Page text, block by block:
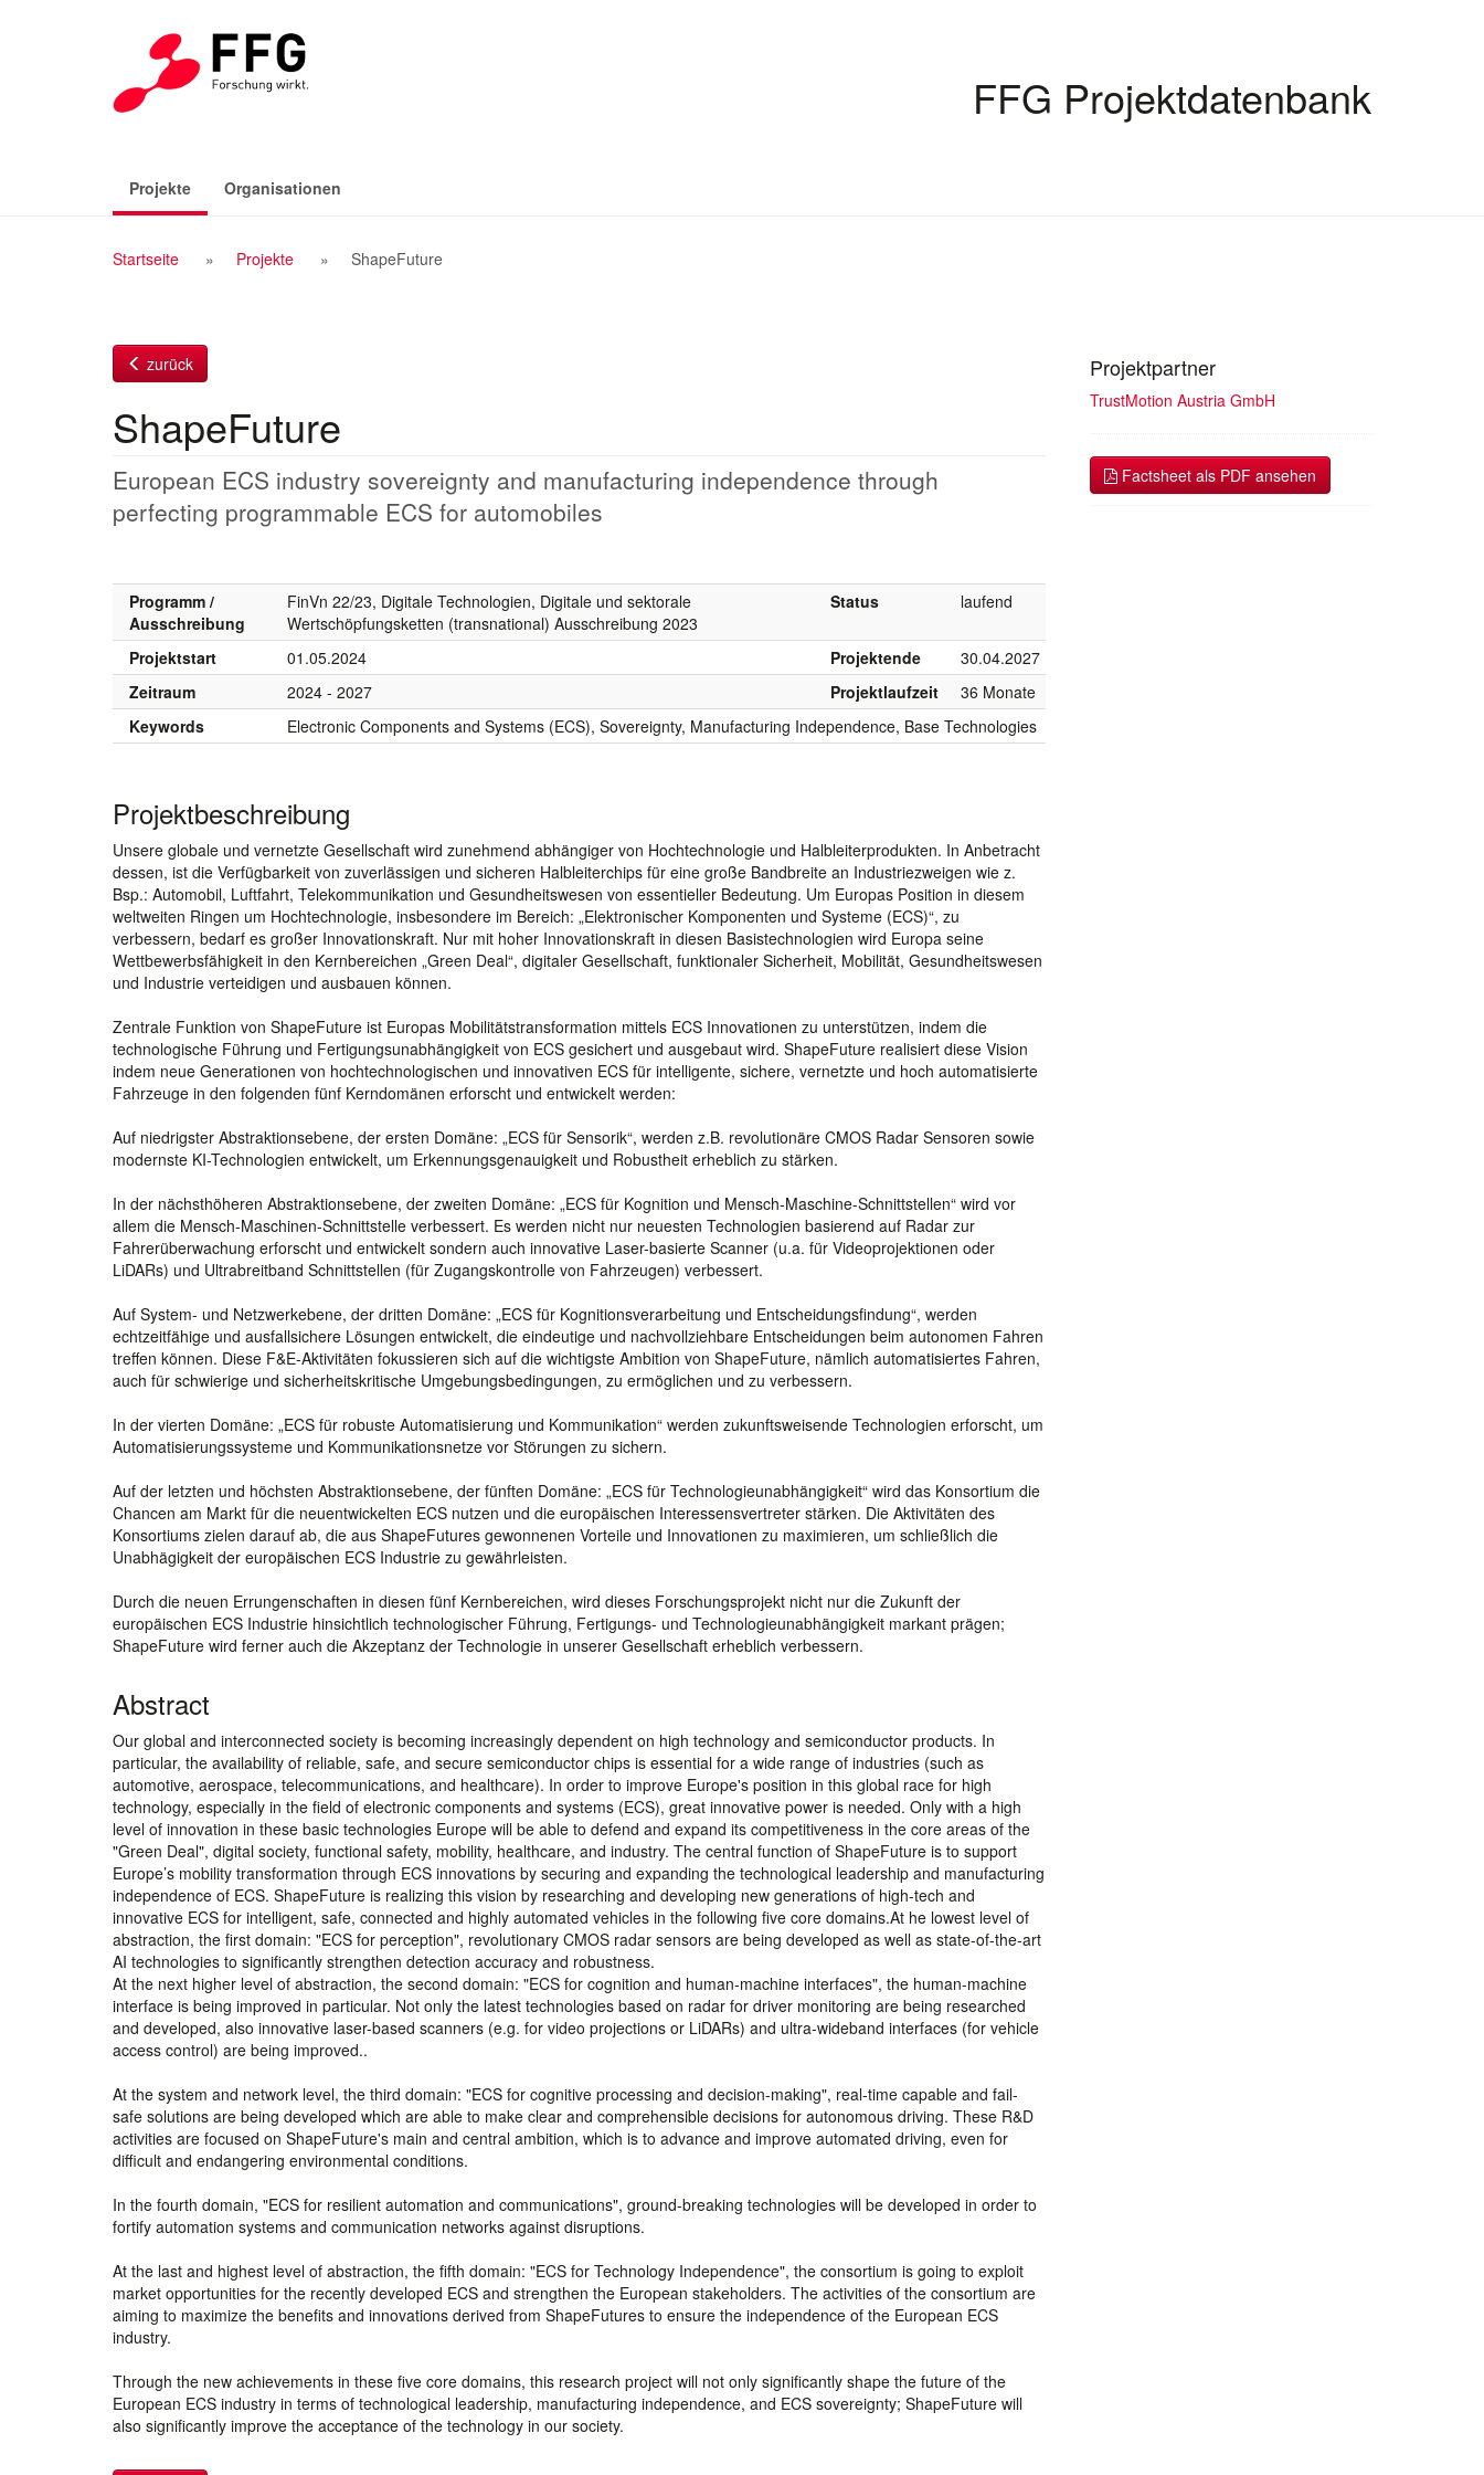
FFG Projektdatenbank
Projekte(aktiv)Organisationen
Breadcrumb
Startseite Projekte ShapeFuture
zurück
ShapeFuture
European ECS industry sovereignty and manufacturing independence through
perfecting programmable ECS for automobiles
Programm /
Ausschreibung
FinVn 22/23, Digitale Technologien, Digitale und sektorale
Wertschöpfungsketten (transnational) Ausschreibung 2023
Status laufend
Projektstart 01.05.2024 Projektende
30.04.2027
Zeitraum
2024 - 2027 Projektlaufzeit
36 Monate
Keywords
Electronic Components and Systems (ECS), Sovereignty, Manufacturing Independence, Base Technologies
Projektbeschreibung
Unsere globale und vernetzte Gesellschaft wird zunehmend abhängiger von Hochtechnologie und Halbleiterprodukten. In Anbetracht
dessen, ist die Verfügbarkeit von zuverlässigen und sicheren Halbleiterchips für eine große Bandbreite an Industriezweigen wie z.
Bsp.: Automobil, Luftfahrt, Telekommunikation und Gesundheitswesen von essentieller Bedeutung. Um Europas Position in diesem
weltweiten Ringen um Hochtechnologie, insbesondere im Bereich: „Elektronischer Komponenten und Systeme (ECS)“, zu
verbessern, bedarf es großer Innovationskraft. Nur mit hoher Innovationskraft in diesen Basistechnologien wird Europa seine
Wettbewerbsfähigkeit in den Kernbereichen „Green Deal“, digitaler Gesellschaft, funktionaler Sicherheit, Mobilität, Gesundheitswesen
und Industrie verteidigen und ausbauen können.
Zentrale Funktion von ShapeFuture ist Europas Mobilitätstransformation mittels ECS Innovationen zu unterstützen, indem die
technologische Führung und Fertigungsunabhängigkeit von ECS gesichert und ausgebaut wird. ShapeFuture realisiert diese Vision
indem neue Generationen von hochtechnologischen und innovativen ECS für intelligente, sichere, vernetzte und hoch automatisierte
Fahrzeuge in den folgenden fünf Kerndomänen erforscht und entwickelt werden:
Auf niedrigster Abstraktionsebene, der ersten Domäne: „ECS für Sensorik“, werden z.B. revolutionäre CMOS Radar Sensoren sowie
modernste KI-Technologien entwickelt, um Erkennungsgenauigkeit und Robustheit erheblich zu stärken.
In der nächsthöheren Abstraktionsebene, der zweiten Domäne: „ECS für Kognition und Mensch-Maschine-Schnittstellen“ wird vor
allem die Mensch-Maschinen-Schnittstelle verbessert. Es werden nicht nur neuesten Technologien basierend auf Radar zur
Fahrerüberwachung erforscht und entwickelt sondern auch innovative Laser-basierte Scanner (u.a. für Videoprojektionen oder
LiDARs) und Ultrabreitband Schnittstellen (für Zugangskontrolle von Fahrzeugen) verbessert.
Auf System- und Netzwerkebene, der dritten Domäne: „ECS für Kognitionsverarbeitung und Entscheidungsfindung“, werden
echtzeitfähige und ausfallsichere Lösungen entwickelt, die eindeutige und nachvollziehbare Entscheidungen beim autonomen Fahren
treffen können. Diese F&E-Aktivitäten fokussieren sich auf die wichtigste Ambition von ShapeFuture, nämlich automatisiertes Fahren,
auch für schwierige und sicherheitskritische Umgebungsbedingungen, zu ermöglichen und zu verbessern.
In der vierten Domäne: „ECS für robuste Automatisierung und Kommunikation“ werden zukunftsweisende Technologien erforscht, um
Automatisierungssysteme und Kommunikationsnetze vor Störungen zu sichern.
Auf der letzten und höchsten Abstraktionsebene, der fünften Domäne: „ECS für Technologieunabhängigkeit“ wird das Konsortium die
Chancen am Markt für die neuentwickelten ECS nutzen und die europäischen Interessensvertreter stärken. Die Aktivitäten des
Konsortiums zielen darauf ab, die aus ShapeFutures gewonnenen Vorteile und Innovationen zu maximieren, um schließlich die
Unabhägigkeit der europäischen ECS Industrie zu gewährleisten.
Durch die neuen Errungenschaften in diesen fünf Kernbereichen, wird dieses Forschungsprojekt nicht nur die Zukunft der
europäischen ECS Industrie hinsichtlich technologischer Führung, Fertigungs- und Technologieunabhängigkeit markant prägen;
ShapeFuture wird ferner auch die Akzeptanz der Technologie in unserer Gesellschaft erheblich verbessern.
Abstract
Our global and interconnected society is becoming increasingly dependent on high technology and semiconductor products. In
particular, the availability of reliable, safe, and secure semiconductor chips is essential for a wide range of industries (such as
automotive, aerospace, telecommunications, and healthcare). In order to improve Europe's position in this global race for high
technology, especially in the field of electronic components and systems (ECS), great innovative power is needed. Only with a high
level of innovation in these basic technologies Europe will be able to defend and expand its competitiveness in the core areas of the
"Green Deal", digital society, functional safety, mobility, healthcare, and industry. The central function of ShapeFuture is to support
Europe’s mobility transformation through ECS innovations by securing and expanding the technological leadership and manufacturing
independence of ECS. ShapeFuture is realizing this vision by researching and developing new generations of high-tech and
innovative ECS for intelligent, safe, connected and highly automated vehicles in the following five core domains.At he lowest level of
abstraction, the first domain: "ECS for perception", revolutionary CMOS radar sensors are being developed as well as state-of-the-art
AI technologies to significantly strengthen detection accuracy and robustness.
At the next higher level of abstraction, the second domain: "ECS for cognition and human-machine interfaces", the human-machine
interface is being improved in particular. Not only the latest technologies based on radar for driver monitoring are being researched
and developed, also innovative laser-based scanners (e.g. for video projections or LiDARs) and ultra-wideband interfaces (for vehicle
access control) are being improved..
At the system and network level, the third domain: "ECS for cognitive processing and decision-making", real-time capable and fail-
safe solutions are being developed which are able to make clear and comprehensible decisions for autonomous driving. These R&D
activities are focused on ShapeFuture's main and central ambition, which is to advance and improve automated driving, even for
difficult and endangering environmental conditions.
In the fourth domain, "ECS for resilient automation and communications", ground-breaking technologies will be developed in order to
fortify automation systems and communication networks against disruptions.
At the last and highest level of abstraction, the fifth domain: "ECS for Technology Independence", the consortium is going to exploit
market opportunities for the recently developed ECS and strengthen the European stakeholders. The activities of the consortium are
aiming to maximize the benefits and innovations derived from ShapeFutures to ensure the independence of the European ECS
industry.
Through the new achievements in these five core domains, this research project will not only significantly shape the future of the
European ECS industry in terms of technological leadership, manufacturing independence, and ECS sovereignty; ShapeFuture will
also significantly improve the acceptance of the technology in our society.
Projektpartner
TrustMotion Austria GmbH
Factsheet als PDF ansehen